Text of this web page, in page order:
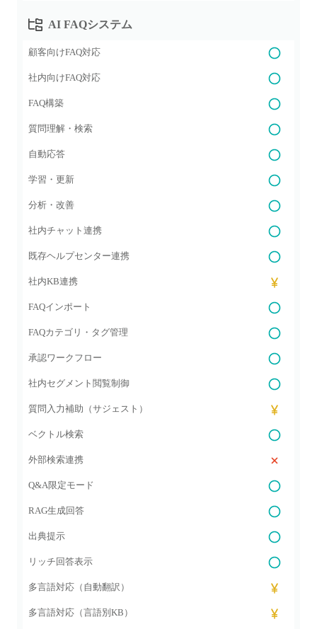
AI FAQシステム
顧客向けFAQ対応
社内向けFAQ対応
FAQ構築
質問理解・検索
自動応答
学習・更新
分析・改善
社内チャット連携
既存ヘルプセンター連携
社内KB連携
FAQインポート
FAQカテゴリ・タグ管理
承認ワークフロー
社内セグメント閲覧制御
質問入力補助（サジェスト）
ベクトル検索
外部検索連携
Q&A限定モード
RAG生成回答
出典提示
リッチ回答表示
多言語対応（自動翻訳）
多言語対応（言語別KB）